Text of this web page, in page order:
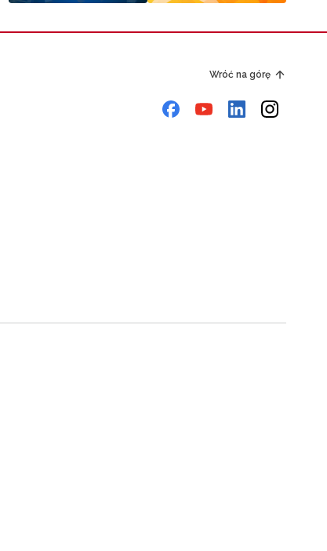
Wróć na górę